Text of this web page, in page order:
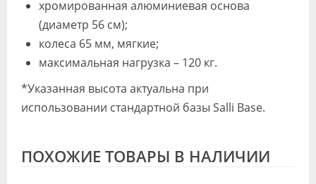
хромированная алюминиевая основа
(диаметр 56 см);
колеса 65 мм, мягкие;
максимальная нагрузка – 120 кг.
*Указанная высота актуальна при
использовании стандартной базы Salli Base.
ПОХОЖИЕ ТОВАРЫ В НАЛИЧИИ